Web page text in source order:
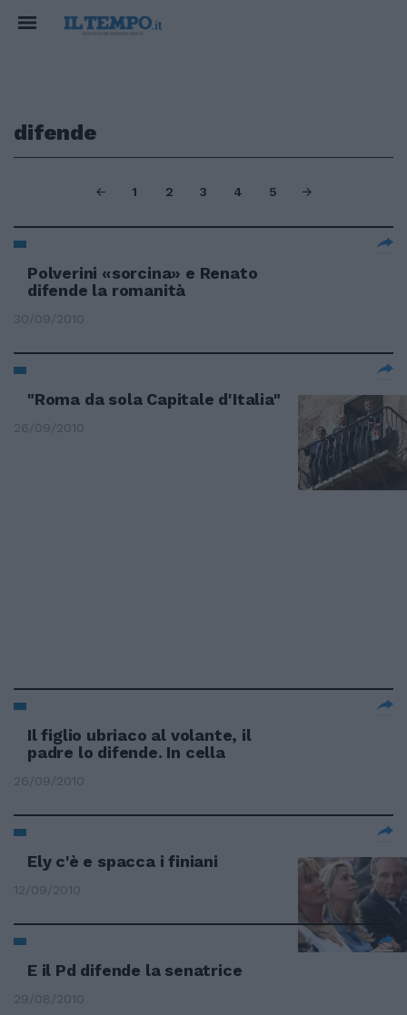
difende
1 2 3 4 5
Polverini «sorcina» e Renato
difende la romanità
30/09/2010
"Roma da sola Capitale d'Italia"
26/09/2010
Il figlio ubriaco al volante, il
padre lo difende. In cella
26/09/2010
Ely c'è e spacca i finiani
12/09/2010
E il Pd difende la senatrice
29/08/2010